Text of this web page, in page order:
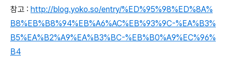
참고 : http://blog.yoko.so/entry/%ED%95%98%ED%8A%
B8%EB%B8%94%EB%A6%AC%EB%93%9C-%EA%B3%
B5%EA%B2%A9%EA%B3%BC-%EB%B0%A9%EC%96%
B4